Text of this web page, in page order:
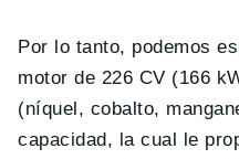
Por lo tanto, podemos
motor de 226 CV (166
(níquel, cobalto,
capacidad, la cual le